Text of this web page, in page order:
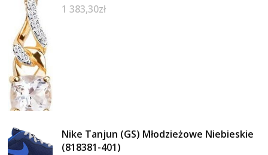
1 383,30zł
Nike Tanjun (GS) Młodzieżowe Niebieskie
(818381-401)